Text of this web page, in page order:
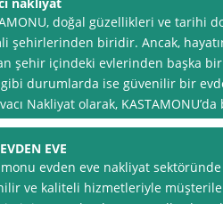
doğal güzellikleri ve tarihi
şehirlerinden biridir. Ancak,
şehir içindeki evlerinden başka bir
durumlarda ise güvenilir bir
Nakliyat olarak,
EVE
evden eve nakliyat sektöründe
ve kaliteli hizmetleriyle